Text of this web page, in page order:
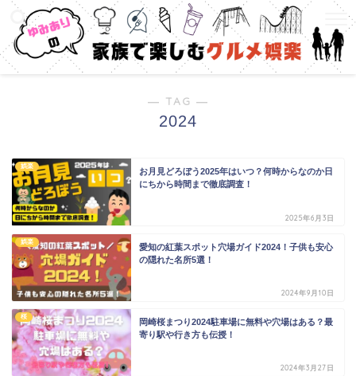
― TAG ―
2024
娯楽
お月見どろぼう2025年はいつ？何時からなのか日
にちから時間まで徹底調査！
2025年6月3日
娯楽
愛知の紅葉スポット穴場ガイド2024！子供も安心
の隠れた名所5選！
2024年9月10日
桜
岡崎桜まつり2024駐車場に無料や穴場はある？最
寄り駅や行き方も伝授！
2024年3月27日